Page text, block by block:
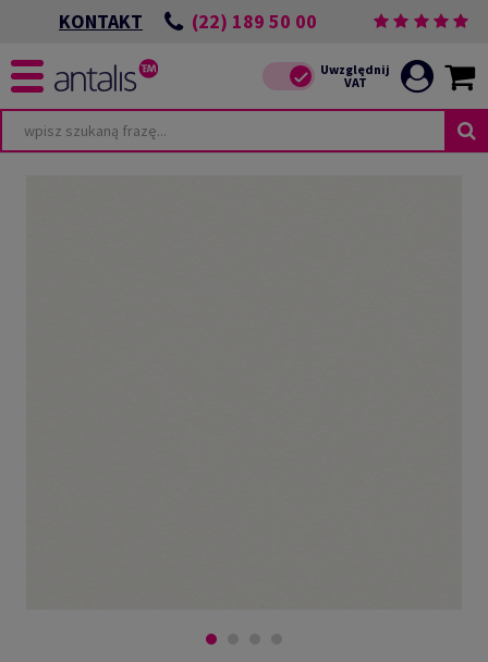
KONTAKT (22) 189 50 00